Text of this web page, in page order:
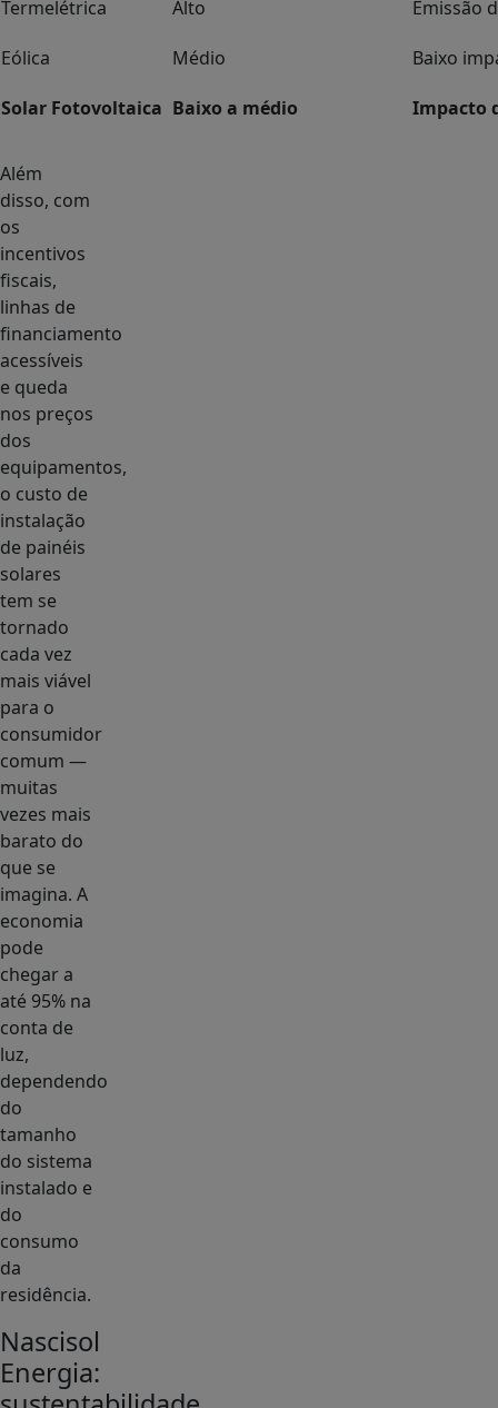
Termelétrica
Alto Emissão
Eólica Médio Baixo
Solar Fotovoltaica Baixo a médio Impacto
Além
disso, com
os
incentivos
fiscais,
linhas de
financiamento
acessíveis
e queda
nos preços
dos
equipamentos,
o custo de
instalação
de painéis
solares
tem se
tornado
cada vez
mais viável
para o
consumidor
comum —
muitas
vezes mais
barato do
que se
imagina. A
economia
pode
chegar a
até 95% na
conta de
luz,
dependendo
do
tamanho
do sistema
instalado e
do
consumo
da
residência.
Nascisol
Energia: